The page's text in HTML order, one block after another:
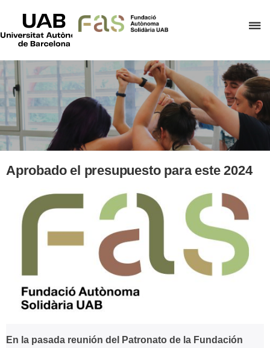
to
of
Aprobado el presupuesto para este 2024
En la pasada reunión del Patronato de la Fundación